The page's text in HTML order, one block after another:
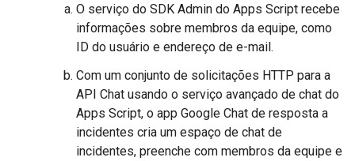
O serviço do SDK Admin do Apps Script recebe
informações sobre membros da equipe, como
ID do usuário e endereço de e-mail.
Com um conjunto de solicitações HTTP para a
API Chat usando o serviço avançado de chat do
Apps Script, o app Google Chat de resposta a
incidentes cria um espaço de chat de
incidentes, preenche com membros da equipe e